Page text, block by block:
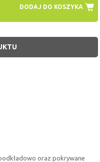
DODAJ DO KOSZYKA
oraz pokrywane